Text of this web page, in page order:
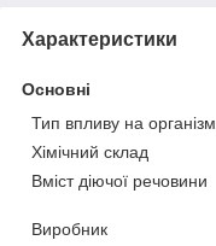
Характеристики
Основні
Тип впливу на організм
Хімічний склад
Вміст діючої речовини
Виробник